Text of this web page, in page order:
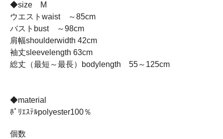
◆size M
ウエストwaist ～85cm
バストbust ～98cm
肩幅shoulderwidth 42cm
袖丈sleevelength 63cm
総丈（最短～最長）bodylength 55～125cm
◆material
ﾎﾟﾘｴｽﾃﾙpolyester100％
個数